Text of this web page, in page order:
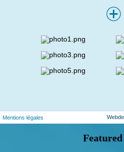
Mentions légales
Featured